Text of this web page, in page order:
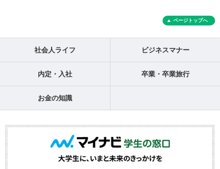
ページトップへ
社会人ライフ ビジネスマナー
内定・入社 卒業・卒業旅行
お金の知識